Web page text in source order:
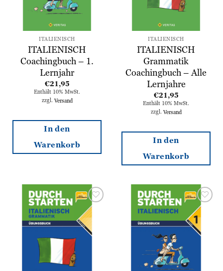
ITALIENISCH
ITALIENISCH
Coachingbuch – 1.
Lernjahr
€21,95
Enthält 10% MwSt.
zzgl. Versand
In den
Warenkorb
ITALIENISCH
ITALIENISCH
Grammatik
Coachingbuch – Alle
Lernjahre
€21,95
Enthält 10% MwSt.
zzgl. Versand
In den
Warenkorb
Zur
Wunschliste
hinzufügen
Zur
Wunschliste
hinzufügen